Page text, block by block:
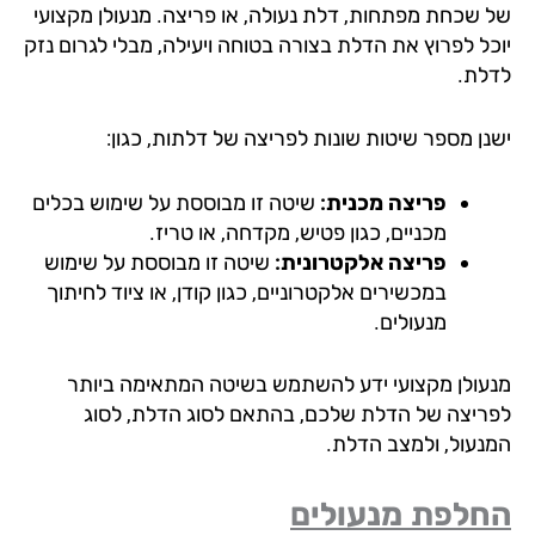
שכחת מפתחות, דלת נעולה, או פריצה. מנעולן מקצועי
לפרוץ את הדלת בצורה בטוחה ויעילה, מבלי לגרום נזק
מספר שיטות שונות לפריצה של דלתות, כגון:
פריצה מכנית:שיטה זו מבוססת על שימוש בכלים
מכניים, כגון פטיש, מקדחה, או טריז.
פריצה אלקטרונית:שיטה זו מבוססת על שימוש
במכשירים אלקטרוניים, כגון קודן, או ציוד לחיתוך
מנעולים.
מקצועי ידע להשתמש בשיטה המתאימה ביותר
של הדלת שלכם, בהתאם לסוג הדלת, לסוג
ולמצב הדלת.
מנעולים